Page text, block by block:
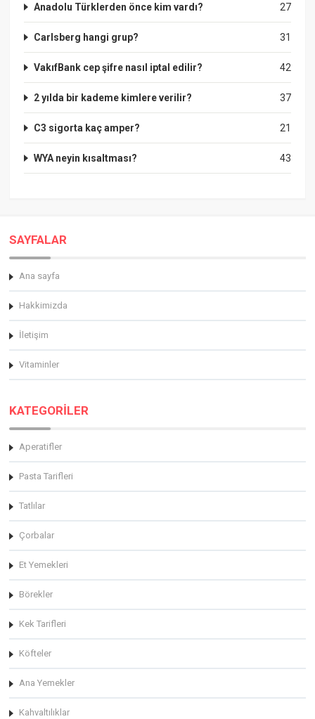
27
Anadolu Türklerden önce kim vardı?
31
Carlsberg hangi grup?
42
VakıfBank cep şifre nasıl iptal edilir?
37
2 yılda bir kademe kimlere verilir?
21
C3 sigorta kaç amper?
43
WYA neyin kısaltması?
SAYFALAR
Ana sayfa
Hakkimizda
İletişim
Vitaminler
KATEGORİLER
Aperatifler
Pasta Tarifleri
Tatlılar
Çorbalar
Et Yemekleri
Börekler
Kek Tarifleri
Köfteler
Ana Yemekler
Kahvaltılıklar